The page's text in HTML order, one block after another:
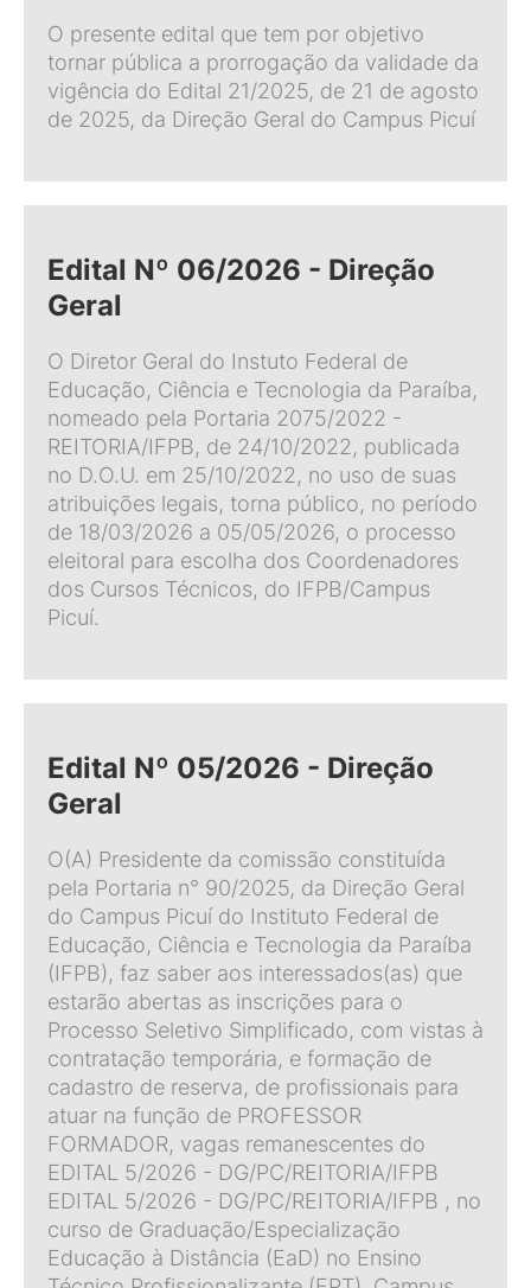
O presente edital que tem por objetivo
tornar pública a prorrogação da validade da
vigência do Edital 21/2025, de 21 de agosto
de 2025, da Direção Geral do Campus Picuí
Edital Nº 06/2026 - Direção
Geral
O Diretor Geral do Instuto Federal de
Educação, Ciência e Tecnologia da Paraíba,
nomeado pela Portaria 2075/2022 -
REITORIA/IFPB, de 24/10/2022, publicada
no D.O.U. em 25/10/2022, no uso de suas
atribuições legais, torna público, no período
de 18/03/2026 a 05/05/2026, o processo
eleitoral para escolha dos Coordenadores
dos Cursos Técnicos, do IFPB/Campus
Picuí.
Edital Nº 05/2026 - Direção
Geral
O(A) Presidente da comissão constituída
pela Portaria n° 90/2025, da Direção Geral
do Campus Picuí do Instituto Federal de
Educação, Ciência e Tecnologia da Paraíba
(IFPB), faz saber aos interessados(as) que
estarão abertas as inscrições para o
Processo Seletivo Simplificado, com vistas à
contratação temporária, e formação de
cadastro de reserva, de profissionais para
atuar na função de PROFESSOR
FORMADOR, vagas remanescentes do
EDITAL 5/2026 - DG/PC/REITORIA/IFPB
EDITAL 5/2026 - DG/PC/REITORIA/IFPB , no
curso de Graduação/Especialização
Educação à Distância (EaD) no Ensino